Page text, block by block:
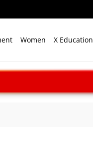
Women X Education
ताकत